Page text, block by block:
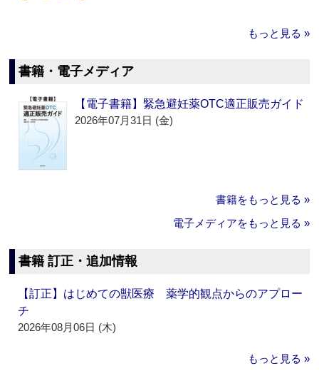
もっと見る »
書籍・電子メディア
【電子書籍】緊急避妊薬OTC適正販売ガイド
2026年07月31日 (金)
書籍をもっと見る »
電子メディアをもっと見る »
書籍 訂正・追加情報
【訂正】はじめての獣医療 薬学的観点からのアプロー
チ
2026年08月06日 (木)
もっと見る »